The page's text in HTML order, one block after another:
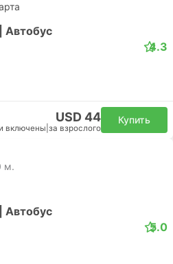
Автобус
4.3
USD 44
включены за взрослого
Купить
м.
Автобус
5.0